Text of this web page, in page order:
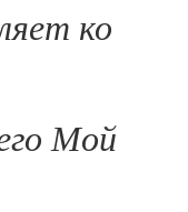
ко
Мой